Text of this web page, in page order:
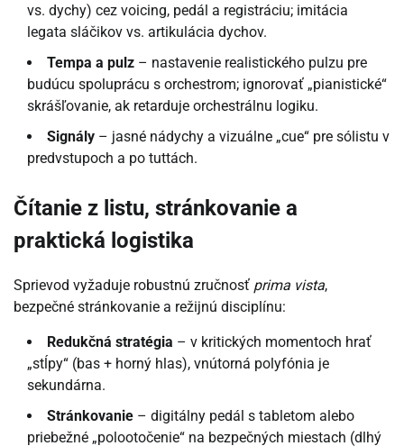
vs. dychy) cez voicing, pedál a registráciu; imitácia
legata sláčikov vs. artikulácia dychov.
Tempa a pulz – nastavenie realistického pulzu pre
budúcu spoluprácu s orchestrom; ignorovať „pianistické“
skrášľovanie, ak retarduje orchestrálnu logiku.
Signály – jasné nádychy a vizuálne „cue“ pre sólistu v
predvstupoch a po tuttách.
Čítanie z listu, stránkovanie a
praktická logistika
Sprievod vyžaduje robustnú zručnosť prima vista,
bezpečné stránkovanie a režijnú disciplínu:
Redukčná stratégia – v kritických momentoch hrať
„stĺpy“ (bas + horný hlas), vnútorná polyfónia je
sekundárna.
Stránkovanie – digitálny pedál s tabletom alebo
priebežné „polootočenie“ na bezpečných miestach (dlhý